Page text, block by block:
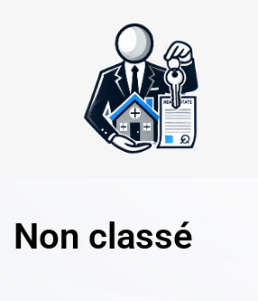
Non classé